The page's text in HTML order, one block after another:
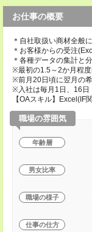
お仕事の概要
＊自社取扱い商材全般
＊お客様からの受注
＊各種データの集計と
※最初の1.5～2か月程
※前月20日頃に翌月の
※入社は毎月1日、16日
【OAスキル】Excel(IF
職場の雰囲気
年齢層
男女比率
職場の様子
仕事の仕方